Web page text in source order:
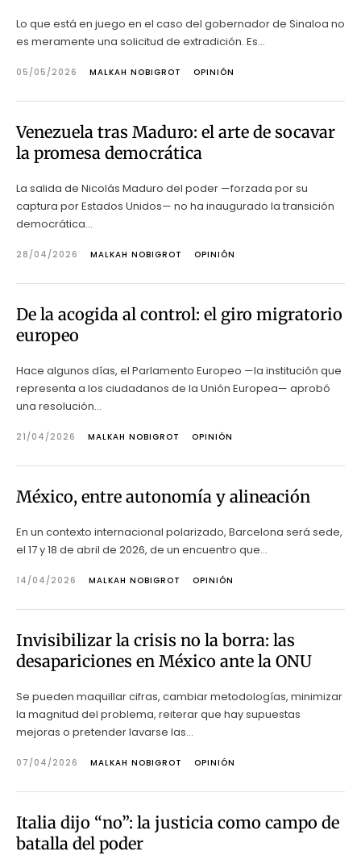
Lo que está en juego en el caso del gobernador de Sinaloa no
es meramente una solicitud de extradición. Es...
05/05/2026 MALKAH NOBIGROT OPINIÓN
Venezuela tras Maduro: el arte de socavar
la promesa democrática
La salida de Nicolás Maduro del poder —forzada por su
captura por Estados Unidos— no ha inaugurado la transición
democrática...
28/04/2026 MALKAH NOBIGROT OPINIÓN
De la acogida al control: el giro migratorio
europeo
Hace algunos días, el Parlamento Europeo —la institución que
representa a los ciudadanos de la Unión Europea— aprobó
una resolución...
21/04/2026 MALKAH NOBIGROT OPINIÓN
México, entre autonomía y alineación
En un contexto internacional polarizado, Barcelona será sede,
el 17 y 18 de abril de 2026, de un encuentro que...
14/04/2026 MALKAH NOBIGROT OPINIÓN
Invisibilizar la crisis no la borra: las
desapariciones en México ante la ONU
Se pueden maquillar cifras, cambiar metodologías, minimizar
la magnitud del problema, reiterar que hay supuestas
mejoras o pretender lavarse las...
07/04/2026 MALKAH NOBIGROT OPINIÓN
Italia dijo “no”: la justicia como campo de
batalla del poder